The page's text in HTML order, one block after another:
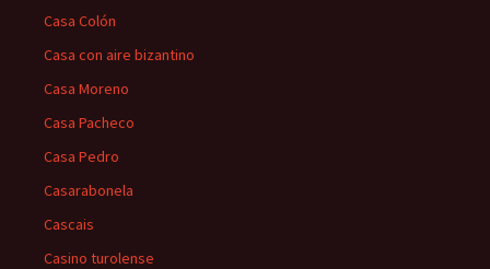
Casa Colón
Casa con aire bizantino
Casa Moreno
Casa Pacheco
Casa Pedro
Casarabonela
Cascais
Casino turolense